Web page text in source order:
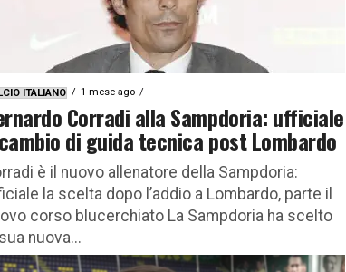
ITALIANO 1 mese ago
Corradi alla Sampdoria: ufficiale
di guida tecnica post Lombardo
è il nuovo allenatore della Sampdoria:
la scelta dopo l’addio a Lombardo, parte il
corso blucerchiato La Sampdoria ha scelto
nuova...